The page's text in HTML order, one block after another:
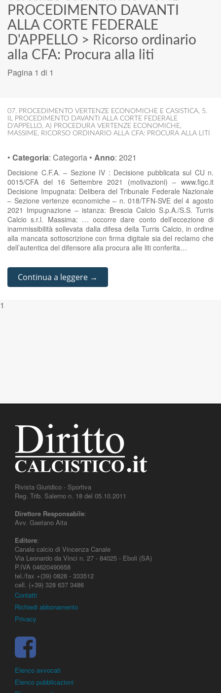
PROCEDIMENTO DAVANTI
ALLA CORTE FEDERALE
D'APPELLO > Ricorso ordinario
alla CFA: Procura alla liti
Pagina 1 di 1
07. PROCEDIMENTO VERTENZE ECONOMICHE E CASISTICA, 5.
IL PROCEDIMENTO DAVANTI ALLA CORTE FEDERALE
D'APPELLO, A) PROCEDURA VERTENZE ECONOMICHE,
MASSIME, RICORSO ORDINARIO ALLA CFA: PROCURA ALLA LITI
• Categoria: Categoria • Anno: 2021
Decisione C.F.A. – Sezione IV : Decisione pubblicata sul CU n.
0015/CFA del 16 Settembre 2021 (motivazioni) – www.figc.it
Decisione Impugnata: Delibera del Tribunale Federale Nazionale
– Sezione vertenze economiche – n. 018/TFN-SVE del 4 agosto
2021 Impugnazione – istanza: Brescia Calcio S.p.A./S.S. Turris
Calcio s.r.l. Massima: … occorre dare conto dell’eccezione di
inammissibilità sollevata dalla difesa della Turris Calcio, in ordine
alla mancata sottoscrizione con firma digitale sia del reclamo che
dell’autentica del difensore alla procura alle liti conferita…
Continua a leggere →
1
Rivista Giuridico - Sportiva
Reg. Trib. Salerno n. 18 del 05.10.2011
Direttore Responsabile:
Avv. Gaetano Aita
Editore:
Canale calcio di Vincenza Canale
Via Leonardo da Vinci n. 27 - 84025 - Eboli (SA)
P.IVA 04620490658
tel./fax +(39) 0828 - 333512
cell. (+39) 328 637 3486
Contatti
Richiedi abbonamento
Privacy
Elenco avvocati
Elenco pubblicazioni